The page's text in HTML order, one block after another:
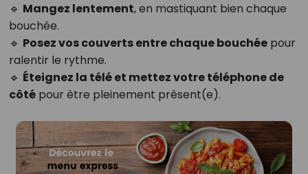
🔹 Mangez lentement, en mastiquant bien chaque
bouchée.
🔹 Posez vos couverts entre chaque bouchéepour
ralentir le rythme.
🔹 Éteignez la télé et mettez votre téléphone de
côtépour être pleinement présent(e).